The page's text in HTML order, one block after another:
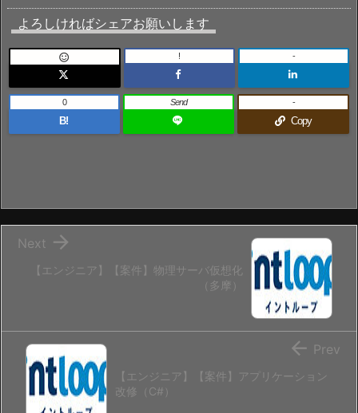
よろしければシェアお願いします
 ! -
B!
0 Send
Copy
-
【エンジニア】【案件】物理サーバ仮想化
（多摩）

Next
【エンジニア】【案件】アプリケーション
改修（C#）
 Prev